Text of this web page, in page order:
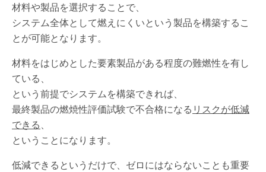
材料や製品を選択することで、
システム全体として燃えにくいという製品を構築するこ
とが可能となります。
材料をはじめとした要素製品がある程度の難燃性を有し
ている、
という前提でシステムを構築できれば、
最終製品の燃焼性評価試験で不合格になる リスクが低減
できる、
ということになります。
低減できるというだけで、ゼロにはならないことも重要